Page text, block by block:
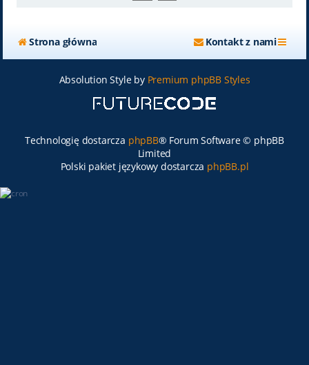
Strona główna Kontakt z nami
Absolution Style by Premium phpBB Styles
Technologię dostarcza phpBB® Forum Software © phpBB
Limited
Polski pakiet językowy dostarcza phpBB.pl